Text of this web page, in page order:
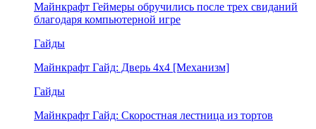
Майнкрафт Геймеры обручились после трех свиданий
благодаря компьютерной игре
Гайды
Майнкрафт Гайд: Дверь 4х4 [Механизм]
Гайды
Майнкрафт Гайд: Скоростная лестница из тортов